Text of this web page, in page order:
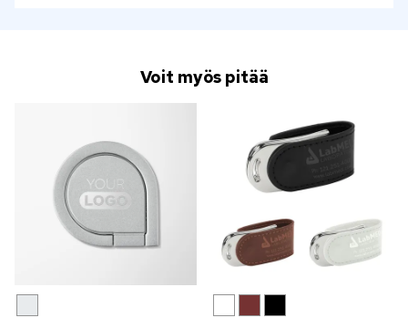
Voit myös pitää